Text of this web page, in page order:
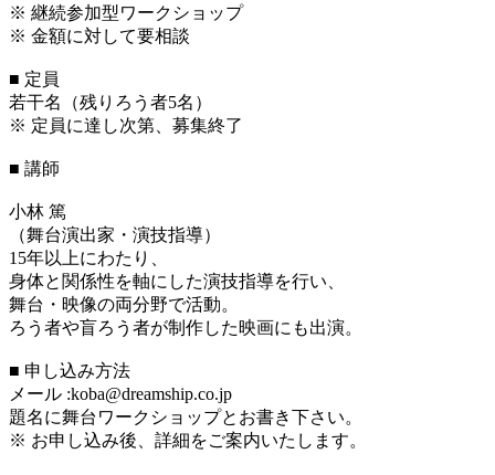
※ 継続参加型ワークショップ
※ 金額に対して要相談
■ 定員
若干名（残りろう者5名）
※ 定員に達し次第、募集終了
■ 講師
小林 篤
（舞台演出家・演技指導）
15年以上にわたり、
身体と関係性を軸にした演技指導を行い、
舞台・映像の両分野で活動。
ろう者や盲ろう者が制作した映画にも出演。
■ 申し込み方法
メール :koba@dreamship.co.jp
題名に舞台ワークショップとお書き下さい。
※ お申し込み後、詳細をご案内いたします。